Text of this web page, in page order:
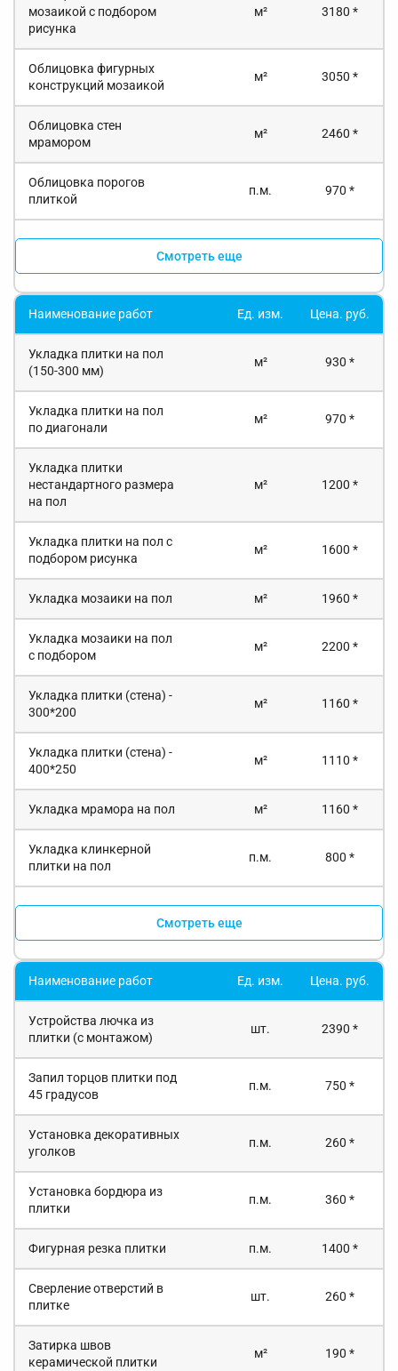
мозаикой с подбором
рисунка
м² 3180 *
Облицовка фигурных
конструкций мозаикой
м² 3050 *
Облицовка стен
мрамором
м² 2460 *
Облицовка порогов
плиткой
п.м. 970 *
Смотреть еще
Наименование работ Ед. изм. Цена. руб.
Укладка плитки на пол
(150-300 мм)
м² 930 *
Укладка плитки на пол
по диагонали
м² 970 *
Укладка плитки
нестандартного размера
на пол
м² 1200 *
Укладка плитки на пол с
подбором рисунка
м² 1600 *
Укладка мозаики на пол м² 1960 *
Укладка мозаики на пол
с подбором
м² 2200 *
Укладка плитки (стена) -
300*200
м² 1160 *
Укладка плитки (стена) -
400*250
м² 1110 *
Укладка мрамора на пол м² 1160 *
Укладка клинкерной
плитки на пол
п.м. 800 *
Смотреть еще
Наименование работ Ед. изм. Цена. руб.
Устройства лючка из
плитки (с монтажом)
шт. 2390 *
Запил торцов плитки под
45 градусов
п.м. 750 *
Установка декоративных
уголков
п.м. 260 *
Установка бордюра из
плитки
п.м. 360 *
Фигурная резка плитки п.м. 1400 *
Сверление отверстий в
плитке
шт. 260 *
Затирка швов
керамической плитки
м² 190 *